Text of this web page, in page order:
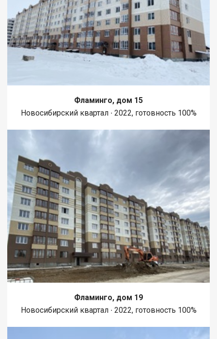
Фламинго, дом 15
Новосибирский квартал ∙ 2022, готовность 100%
Фламинго, дом 19
Новосибирский квартал ∙ 2022, готовность 100%